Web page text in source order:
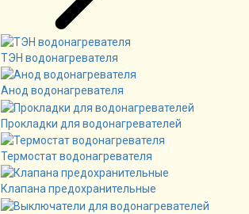
ТЭН водонагревателя
Анод водонагревателя
Прокладки для водонагревателей
Термостат водонагревателя
Клапана предохранительные